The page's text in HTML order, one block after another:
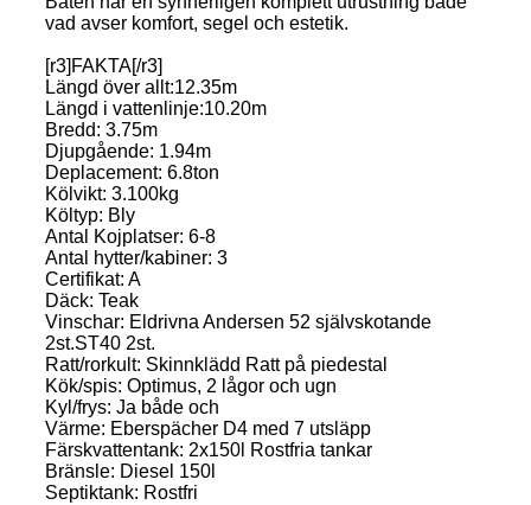
vad avser komfort, segel och estetik.
[r3]FAKTA[/r3]
Längd över allt:12.35m
Längd i vattenlinje:10.20m
Bredd: 3.75m
Djupgående: 1.94m
Deplacement: 6.8ton
Kölvikt: 3.100kg
Költyp: Bly
Antal Kojplatser: 6-8
Antal hytter/kabiner: 3
Certifikat: A
Däck: Teak
Vinschar: Eldrivna Andersen 52 självskotande
2st.ST40 2st.
Ratt/rorkult: Skinnklädd Ratt på piedestal
Kök/spis: Optimus, 2 lågor och ugn
Kyl/frys: Ja både och
Värme: Eberspächer D4 med 7 utsläpp
Färskvattentank: 2x150l Rostfria tankar
Bränsle: Diesel 150l
Septiktank: Rostfri